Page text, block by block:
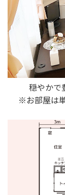
穏やかで
※お部屋は